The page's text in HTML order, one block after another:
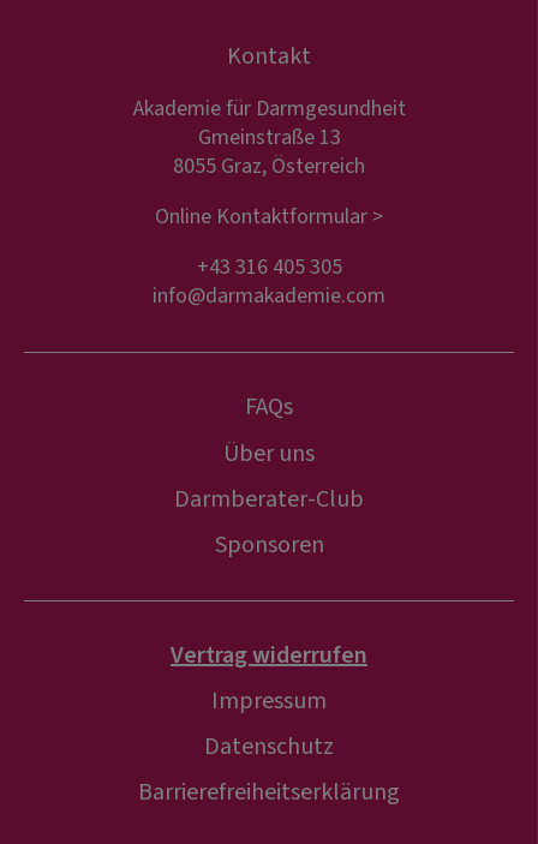
Kontakt
Akademie für Darmgesundheit
Gmeinstraße 13
8055 Graz, Österreich
Online Kontaktformular >
+43 316 405 305
info@darmakademie.com
FAQs
Über uns
Darmberater-Club
Sponsoren
Vertrag widerrufen
Impressum
Datenschutz
Barrierefreiheitserklärung